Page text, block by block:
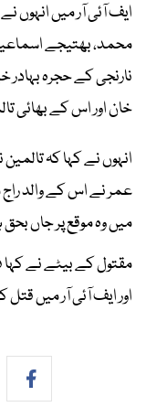
محمد، بھتیجے
نارنجی کے حجرہ بہادر
خان اور اس کے بھائی
انہوں نے کہا کہ
عمر نے اس کے والد
میں وہ موقع پر جاں
مقتول کے بیٹے نے کہا
اور ایف آئی آر میں قتل